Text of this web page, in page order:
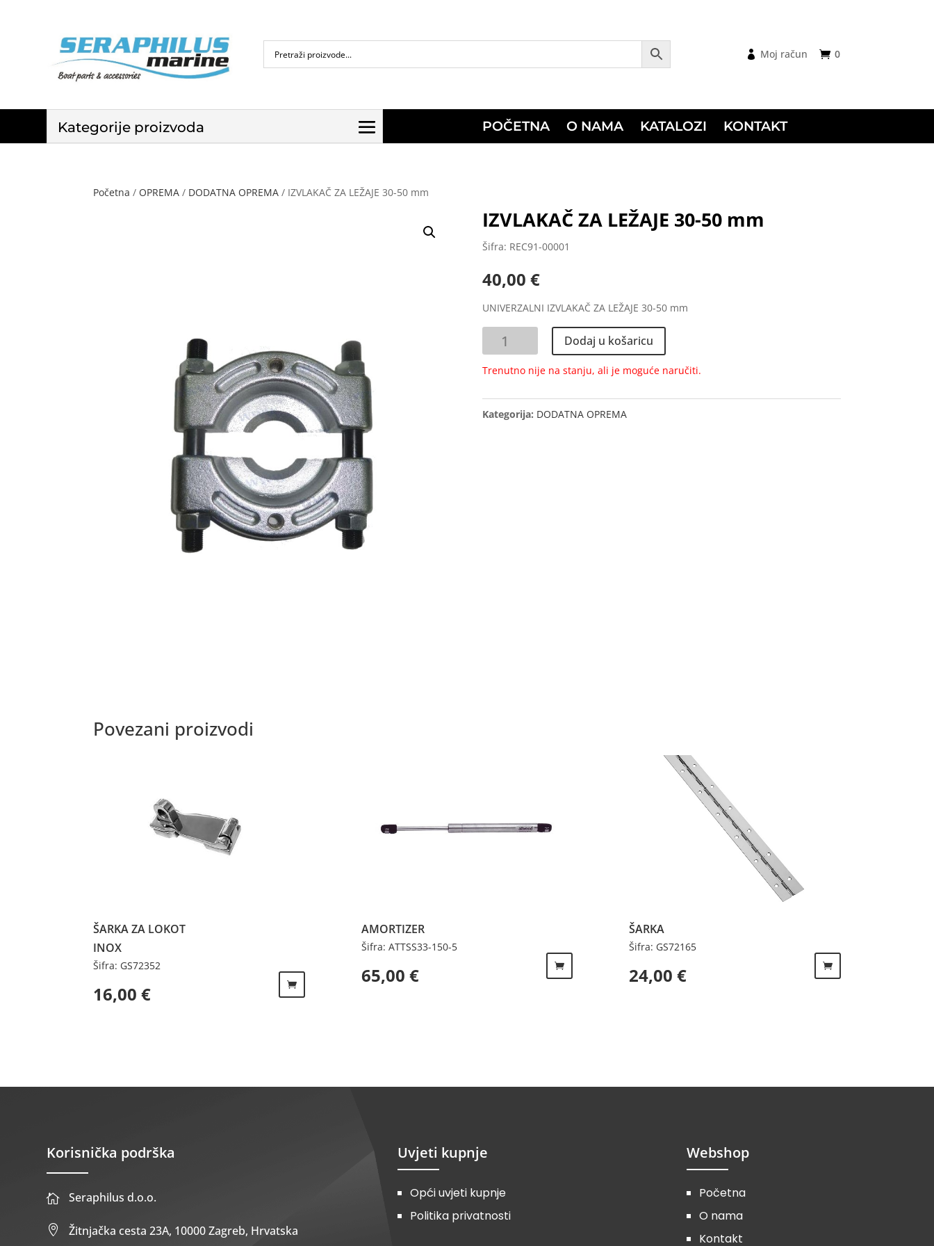
0
Moj račun
Kategorije proizvoda POČETNA O NAMA KATALOZI KONTAKT
Početna / OPREMA / DODATNA OPREMA / IZVLAKAČ ZA LEŽAJE 30-50 mm
IZVLAKAČ ZA LEŽAJE 30-50 mm
Šifra: REC91-00001
40,00 €
UNIVERZALNI IZVLAKAČ ZA LEŽAJE 30-50 mm
IZVLAKAČ
LEŽAJE
50
mm
Dodaj u košaricu
Trenutno nije na stanju, ali je moguće naručiti.
Kategorija: DODATNA OPREMA
Povezani proizvodi
ŠARKA ZA LOKOT
INOX
Šifra: GS72352
16,00€
AMORTIZER
Šifra: ATTSS33-150-5
65,00 €
ŠARKA
Šifra: GS72165
24,00 €
Korisnička podrška
 Seraphilus d.o.o.
 Žitnjačka cesta 23A, 10000 Zagreb, Hrvatska
Uvjeti kupnje
Opći uvjeti kupnje
Politika privatnosti
Webshop
Početna
O nama
Kontakt